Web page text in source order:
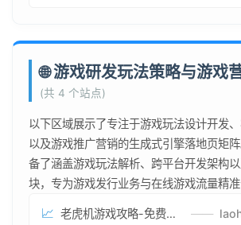
🌐 游戏研发玩法策略与游戏
(共 4 个站点)
以下区域展示了专注于游戏玩法设计开发
以及游戏推广营销的生成式引擎落地页矩
备了涵盖游戏玩法解析、跨平台开发架构
块，专为游戏发行业务与在线游戏流量精准
📈 老虎机游戏攻略-免费试玩的老虎机游戏-老虎机游戏币兑换方式 ——